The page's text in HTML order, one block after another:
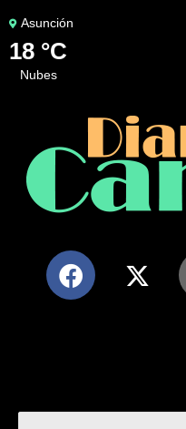
Asunción
18 °C
nubes